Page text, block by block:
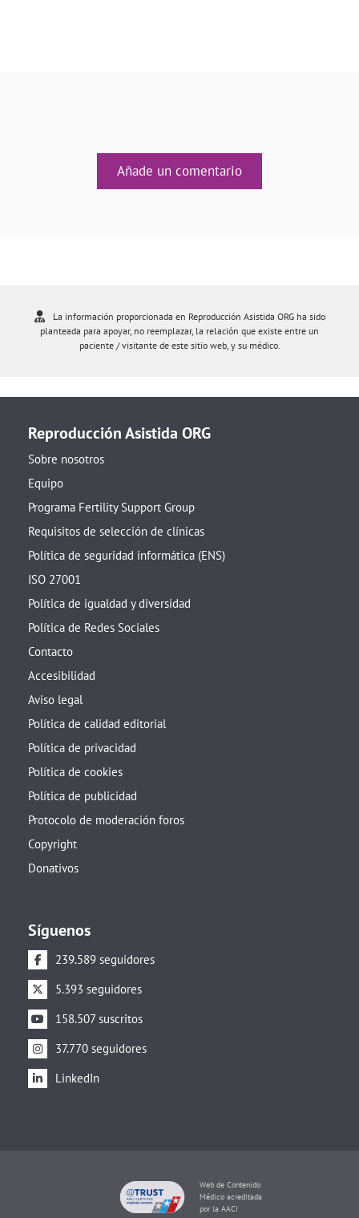
Añade un comentario
La información proporcionada en Reproducción Asistida ORG ha sido
planteada para apoyar, no reemplazar, la relación que existe entre un
paciente / visitante de este sitio web, y su médico.
Reproducción Asistida ORG
Sobre nosotros
Equipo
Programa Fertility Support Group
Requisitos de selección de clínicas
Política de seguridad informática (ENS)
ISO 27001
Política de igualdad y diversidad
Política de Redes Sociales
Contacto
Accesibilidad
Aviso legal
Política de calidad editorial
Política de privacidad
Política de cookies
Política de publicidad
Protocolo de moderación foros
Copyright
Donativos
Síguenos
239.589 seguidores
5.393 seguidores
158.507 suscritos
37.770 seguidores
LinkedIn
Web de Contenido
Médico acreditada
por la AACI